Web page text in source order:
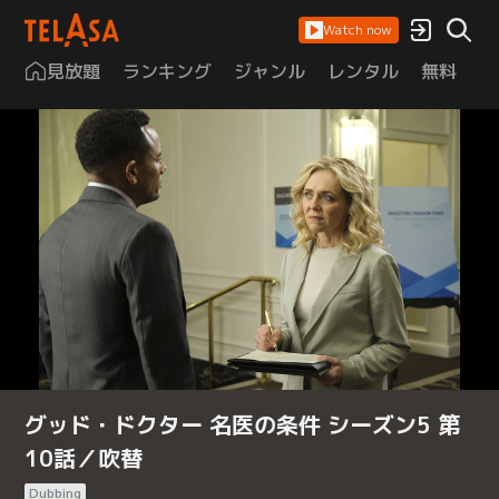
Watch now
見放題 ランキング ジャンル レンタル 無料
グッド・ドクター 名医の条件 シーズン5 第
10話／吹替
Dubbing